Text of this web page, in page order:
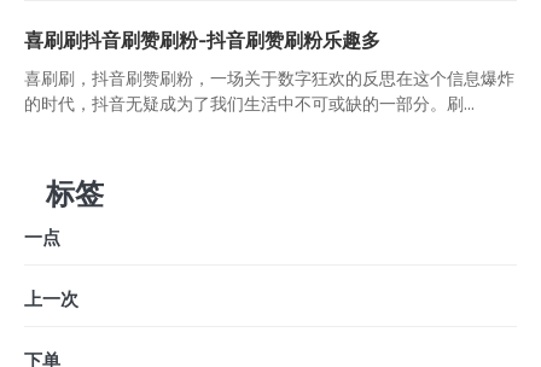
喜刷刷抖音刷赞刷粉-抖音刷赞刷粉乐趣多
喜刷刷，抖音刷赞刷粉，一场关于数字狂欢的反思在这个信息爆炸
的时代，抖音无疑成为了我们生活中不可或缺的一部分。刷...
标签
一点
上一次
下单